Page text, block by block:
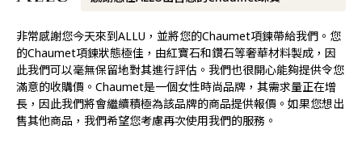
非常感謝您今天來到ALLU，並將您的Chaumet項鍊帶給我們。您
的Chaumet項鍊狀態極佳，由紅寶石和鑽石等奢華材料製成，因
此我們可以毫無保留地對其進行評估。我們也很開心能夠提供令您
滿意的收購價。Chaumet是一個女性時尚品牌，其需求量正在增
長，因此我們將會繼續積極為該品牌的商品提供報價。如果您想出
售其他商品，我們希望您考慮再次使用我們的服務。